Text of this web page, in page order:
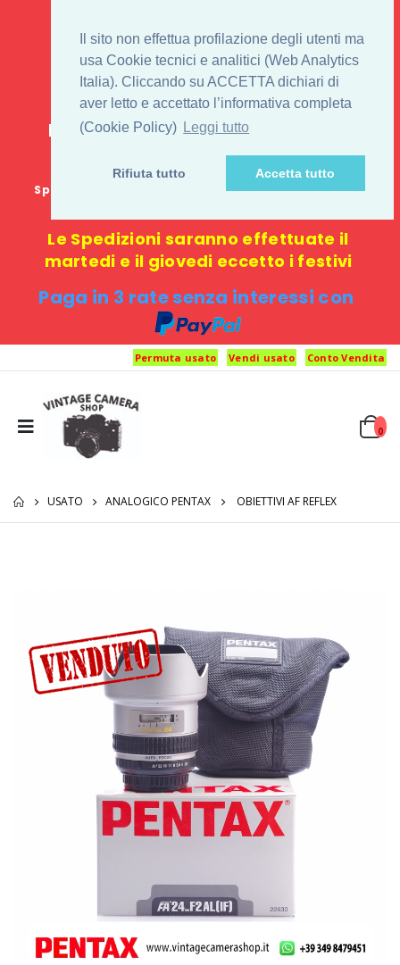
Il sito non effettua profilazione degli utenti ma
usa Cookie tecnici e analitici (Web Analytics
Italia). Cliccando su ACCETTA dichiari di
aver letto e accettato l’informativa completa
(Cookie Policy) Leggi tutto
Rifiuta tutto Accetta tutto
IL 1° STORE ON LINE
PENTAX USATO E
NUOVO
E-commerce 100% online: nessun
negozio fisico o punto di ritiro
Spedizione GRATUITA in Italia con spesa minima di
Le Spedizioni saranno effettuate il
martedi e il giovedi eccetto i festivi
Paga in 3 rate senza interessi con
Permuta usato Vendi usato Conto Vendita
0
USATO ANALOGICO PENTAX OBIETTIVI AF REFLEX